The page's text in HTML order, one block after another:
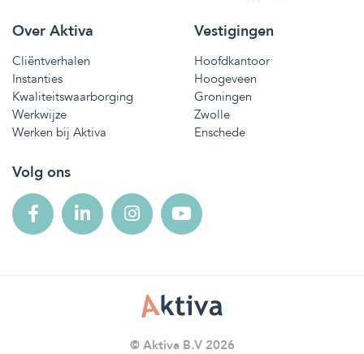
Over Aktiva
Cliëntverhalen
Instanties
Kwaliteitswaarborging
Werkwijze
Werken bij Aktiva
Vestigingen
Hoofdkantoor
Hoogeveen
Groningen
Zwolle
Enschede
Volg ons
© Aktiva B.V 2026